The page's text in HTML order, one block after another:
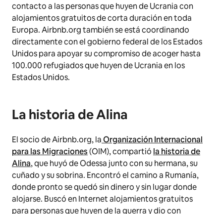
contacto a las personas que huyen de Ucrania con
alojamientos gratuitos de corta duración en toda
Europa. Airbnb.org también se está coordinando
directamente con el gobierno federal de los Estados
Unidos para apoyar su compromiso de acoger hasta
100.000 refugiados que huyen de Ucrania en los
Estados Unidos.
La historia de Alina
El socio de Airbnb.org, laOrganización Internacional
para las Migraciones(OIM), compartió la historia de
Alina, que huyó de Odessa junto con su hermana, su
cuñado y su sobrina. Encontró el camino a Rumanía,
donde pronto se quedó sin dinero y sin lugar donde
alojarse. Buscó en Internet alojamientos gratuitos
para personas que huyen de la guerra y dio con